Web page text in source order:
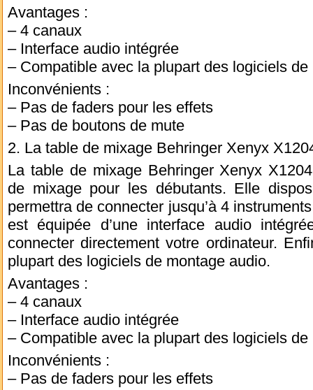
Avantages :
– 4 canaux
– Interface audio intégrée
– Compatible avec la plupart des logiciels
Inconvénients :
– Pas de faders pour les effets
– Pas de boutons de mute
2. La table de mixage Behringer Xenyx
La table de mixage Behringer Xenyx
de mixage pour les débutants. Elle
permettra de connecter jusqu’à 4
est équipée d’une interface audio
connecter directement votre ordinateur.
plupart des logiciels de montage audio.
Avantages :
– 4 canaux
– Interface audio intégrée
– Compatible avec la plupart des logiciels
Inconvénients :
– Pas de faders pour les effets